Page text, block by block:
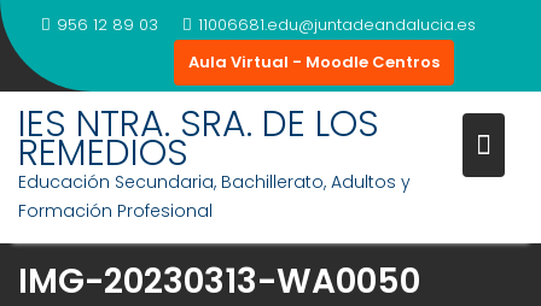
Saltar
al
contenido
956 12 89 03
11006681.edu@juntadeandalucia.es
Aula Virtual - Moodle Centros
IES NTRA. SRA. DE LOS
REMEDIOS
Educación Secundaria, Bachillerato, Adultos y
Formación Profesional
IMG-20230313-WA0050